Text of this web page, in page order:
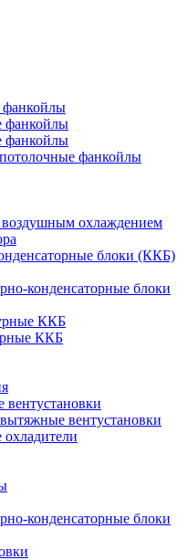
фанкойлы
фанкойлы
фанкойлы
фанкойлы
охлаждением
блоки (ККБ)
конденсаторные блоки
ККБ
ККБ
вентустановки
конденсаторные блоки